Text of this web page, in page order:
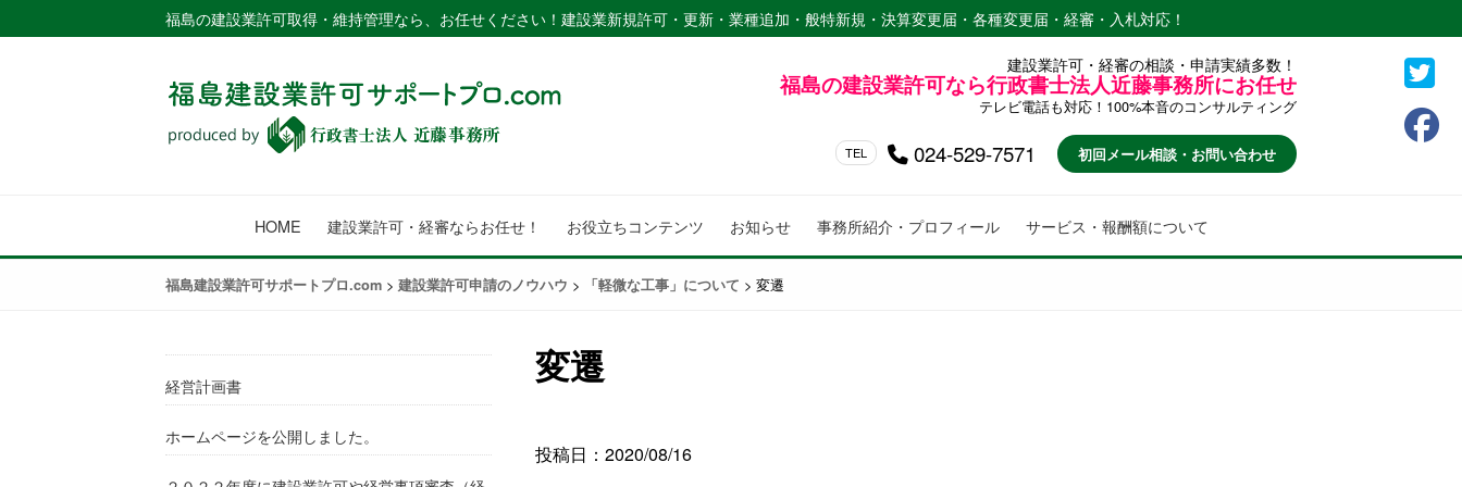
建設業許可・経審の相談・申請実績多数！
福島の建設業許可なら行政書士法人近藤事務所にお任せ
テレビ電話も対応！100%本音のコンサルティング
TEL 024-529-7571 初回メール相談・お問い合わせ
福島の建設業許可取得・維持管理なら、お任せください！建設業新規許可・更新・業種追加・般特新規・決算変更届・各種変更届・経審・入札対応！
HOME 建設業許可・経審ならお任せ！ お役立ちコンテンツ お知らせ 事務所紹介・プロフィール サービス・報酬額について
福島建設業許可サポートプロ.com > 建設業許可申請のノウハウ > 「軽微な工事」について > 変遷
変遷
投稿日：2020/08/16
経営計画書
ホームページを公開しました。